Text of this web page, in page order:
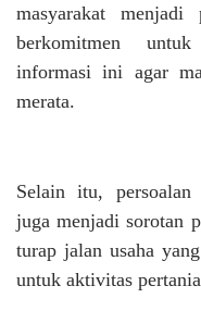
masyarakat menjadi
berkomitmen untuk
informasi ini agar
merata.
Selain itu, persoalan
juga menjadi sorotan
turap jalan usaha
untuk aktivitas